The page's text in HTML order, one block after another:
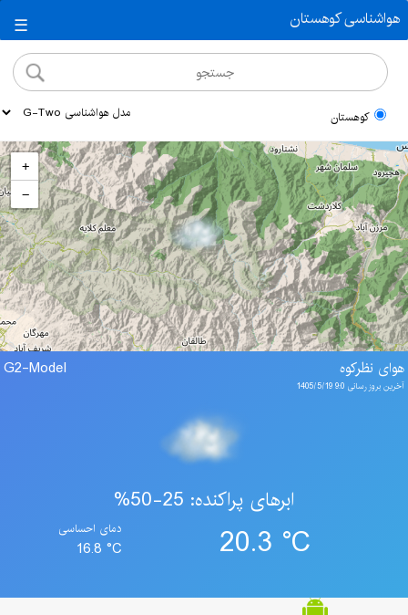
هواشناسی کوهستان ☰
کوهستان
+
−
هوای نظرکوه G2-Model
آخرین بروز رسانی 9:0 1405/5/19
ابرهای پراکنده: 25-50%
20.3 °C دمای احساسی
16.8 °C